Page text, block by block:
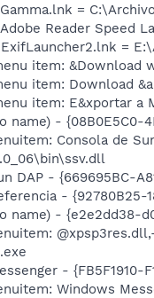
=
Reader Speed
=
item: &Download
item: Download
item: E&xportar a
name) - {08B0E5C0-
Consola de
DAP - {669695BC-
- {92780B25-
name) - {e2e2dd38-
- {FB5F1910-
Windows